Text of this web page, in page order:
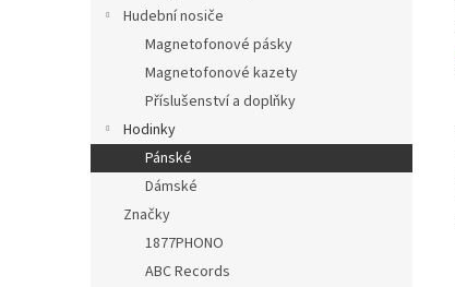
Hudební nosiče
Magnetofonové pásky
Magnetofonové kazety
Příslušenství a doplňky
Hodinky
Pánské
Dámské
Značky
1877PHONO
ABC Records